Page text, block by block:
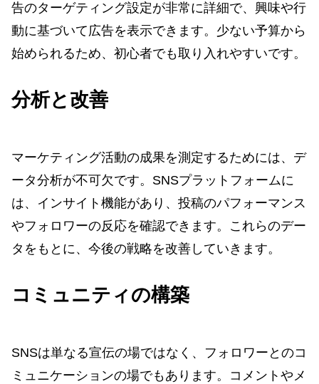
告のターゲティング設定が非常に詳細で、興味や行
動に基づいて広告を表示できます。少ない予算から
始められるため、初心者でも取り入れやすいです。
分析と改善
マーケティング活動の成果を測定するためには、デ
ータ分析が不可欠です。SNSプラットフォームに
は、インサイト機能があり、投稿のパフォーマンス
やフォロワーの反応を確認できます。これらのデー
タをもとに、今後の戦略を改善していきます。
コミュニティの構築
SNSは単なる宣伝の場ではなく、フォロワーとのコ
ミュニケーションの場でもあります。コメントやメ